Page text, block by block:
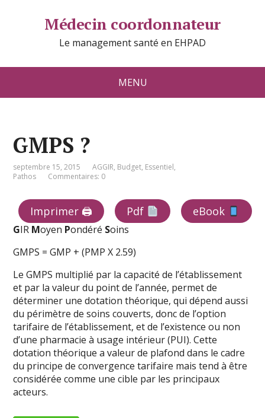
Médecin coordonnateur
Le management santé en EHPAD
MENU
GMPS ?
septembre 15, 2015 AGGIR, Budget, Essentiel,
Pathos
Commentaires: 0
Imprimer 🖨 Pdf eBook
GIR Moyen Pondéré Soins
GMPS = GMP + (PMP X 2.59)
Le GMPS multiplié par la capacité de l’établissement
et par la valeur du point de l’année, permet de
déterminer une dotation théorique, qui dépend aussi
du périmètre de soins couverts, donc de l’option
tarifaire de l’établissement, et de l’existence ou non
d’une pharmacie à usage intérieur (PUI). Cette
dotation théorique a valeur de plafond dans le cadre
du principe de convergence tarifaire mais tend à être
considérée comme une cible par les principaux
acteurs.